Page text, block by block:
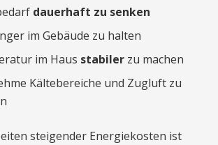
dauerhaft zu senken
im Gebäude zu halten
im Haus stabiler zu machen
Kältebereiche und Zugluft zu
steigender Energiekosten ist